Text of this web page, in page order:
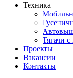
Техника
Тягачи
Проекты
Вакансии
Контакты